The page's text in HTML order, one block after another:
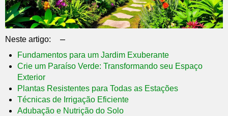
Neste artigo: –
Fundamentos para um Jardim Exuberante
Crie um Paraíso Verde: Transformando seu Espaço
Exterior
Plantas Resistentes para Todas as Estações
Técnicas de Irrigação Eficiente
Adubação e Nutrição do Solo